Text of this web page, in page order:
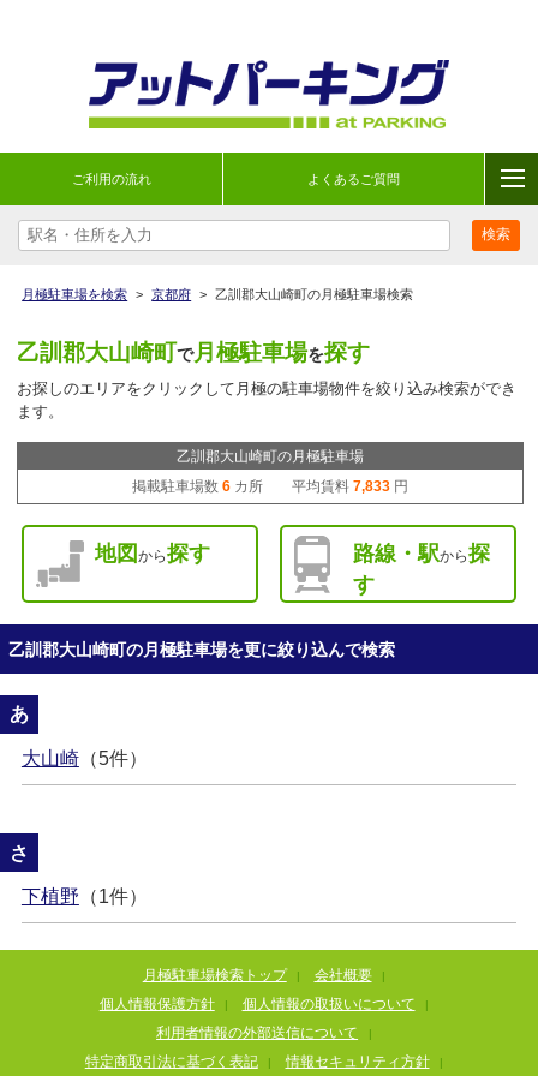
ご利用の流れ よくあるご質問
月極駐車場を検索 > 京都府 > 乙訓郡大山崎町の月極駐車場検索
乙訓郡大山崎町で月極駐車場を探す
お探しのエリアをクリックして月極の駐車場物件を絞り込み検索ができ
ます。
乙訓郡大山崎町の月極駐車場
掲載駐車場数 6 カ所 平均賃料 7,833 円
地図 から探す 路線・駅から探
す
乙訓郡大山崎町の月極駐車場を更に絞り込んで検索
あ
大山崎（5件）
さ
下植野 （1件）
月極駐車場検索トップ | 会社概要 |
個人情報保護方針 | 個人情報の取扱いについて |
利用者情報の外部送信について |
特定商取引法に基づく表記 | 情報セキュリティ方針 |